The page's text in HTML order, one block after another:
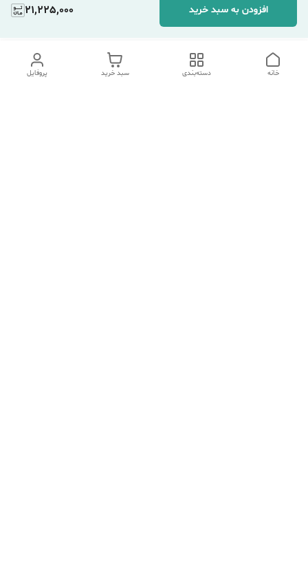
21,225,000 افزودن به سبد خرید
پروفایل سبد خرید دسته‌بندی خانه